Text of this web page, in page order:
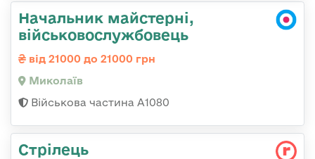
Начальник майстерні,
військовослужбовець
від 21000 до 21000 грн
Миколаїв
Військова частина А1080
Стрілець